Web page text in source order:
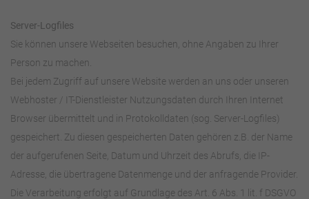
Server-Logfiles
Sie können unsere Webseiten besuchen, ohne Angaben zu Ihrer
Person zu machen.
Bei jedem Zugriff auf unsere Website werden an uns oder unseren
Webhoster / IT-Dienstleister Nutzungsdaten durch Ihren Internet
Browser übermittelt und in Protokolldaten (sog. Server-Logfiles)
gespeichert. Zu diesen gespeicherten Daten gehören z.B. der Name
der aufgerufenen Seite, Datum und Uhrzeit des Abrufs, die IP-
Adresse, die übertragene Datenmenge und der anfragende Provider.
Die Verarbeitung erfolgt auf Grundlage des Art. 6 Abs. 1 lit. f DSGVO